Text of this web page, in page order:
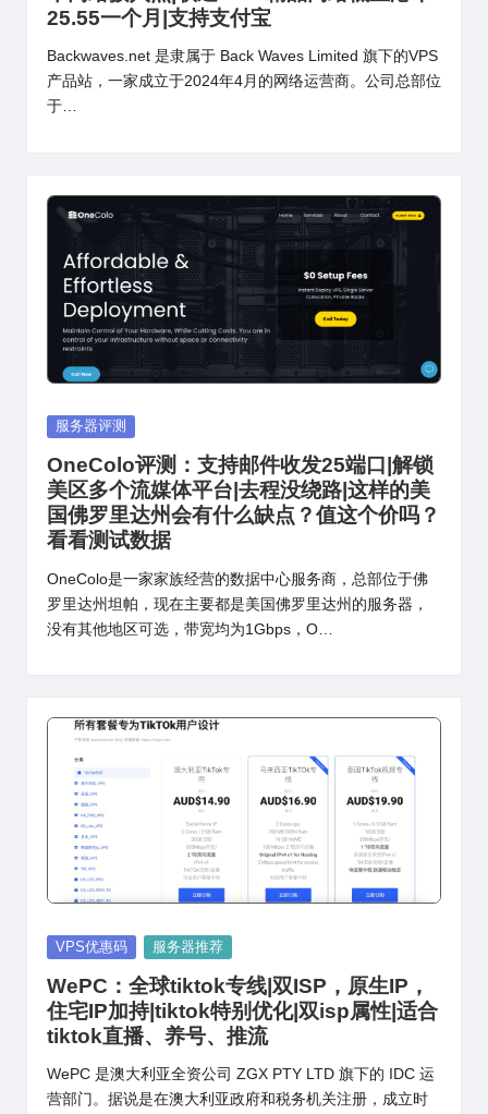
25.55一个月|支持支付宝
Backwaves.net 是隶属于 Back Waves Limited 旗下的VPS
产品站，一家成立于2024年4月的网络运营商。公司总部位
于…
Posted
服务器评测
OneColo评测：支持邮件收发25端口|解锁
美区多个流媒体平台|去程没绕路|这样的美
国佛罗里达州会有什么缺点？值这个价吗？
看看测试数据
OneColo是一家家族经营的数据中心服务商，总部位于佛
罗里达州坦帕，现在主要都是美国佛罗里达州的服务器，
没有其他地区可选，带宽均为1Gbps，O…
Posted
VPS优惠码 服务器推荐
WePC：全球tiktok专线|双ISP，原生IP，
住宅IP加持|tiktok特别优化|双isp属性|适合
tiktok直播、养号、推流
WePC 是澳大利亚全资公司 ZGX PTY LTD 旗下的 IDC 运
营部门。据说是在澳大利亚政府和税务机关注册，成立时